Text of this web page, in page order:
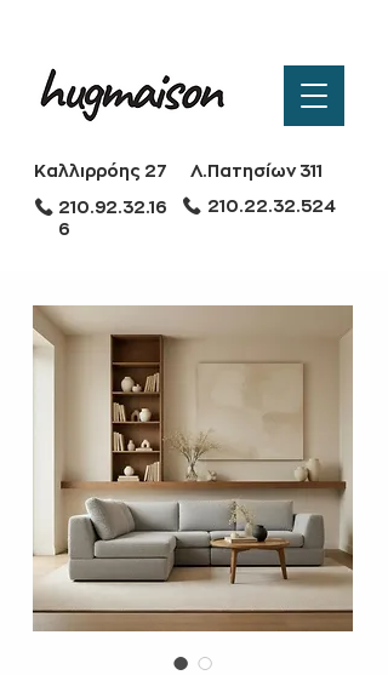
Καλλιρρόης 27
Λ.Πατησίων 311
210.92.32.16
6
210.22.32.524